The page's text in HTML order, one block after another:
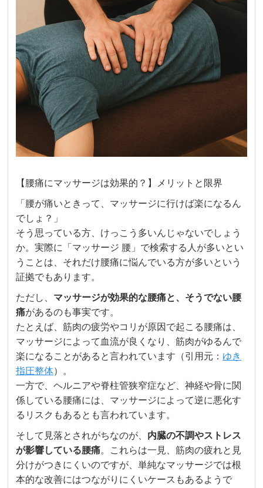
【腰痛にマッサージは効果的？】メリットと限界
「腰が痛いときって、マッサージに行けば楽になるん
でしょ？」
そう思っている方、けっこう多いんじゃないでしょう
か。実際に「マッサージ 腰」で検索する人が多いとい
うことは、それだけ腰痛に悩んでいる方が多いという
証拠でもあります。
ただし、 マッサージが効果的な腰痛と、そうでない腰
痛があるのも事実です。
たとえば、筋肉の疲労やコリが原因で起こる腰痛は、
マッサージによって血流が良くなり、筋肉がゆるんで
楽になることがあると言われています（引用元： ゆき
指圧整体）。
一方で、ヘルニアや脊柱管狭窄症など、神経や骨に関
係している腰痛には、マッサージによって逆に悪化す
るリスクもあるとも言われています。
そして見落とされがちなのが、 内臓の不調やストレス
が影響している腰痛。これらは一見、筋肉の疲れと見
分けがつきにくいのですが、単純なマッサージでは根
本的な改善にはつながりにくいケースもあるようで